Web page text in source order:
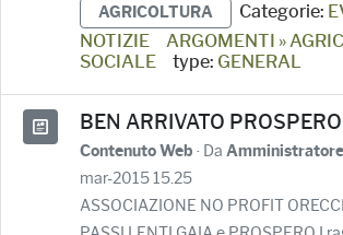
AGRICOLTURA
Categorie:
NOTIZIE
ARGOMENTI »
SOCIALE
type: GENERAL
BEN ARRIVATO
Contenuto Web · Da
mar-2015 15.25
ASSOCIAZIONE NO PROFIT